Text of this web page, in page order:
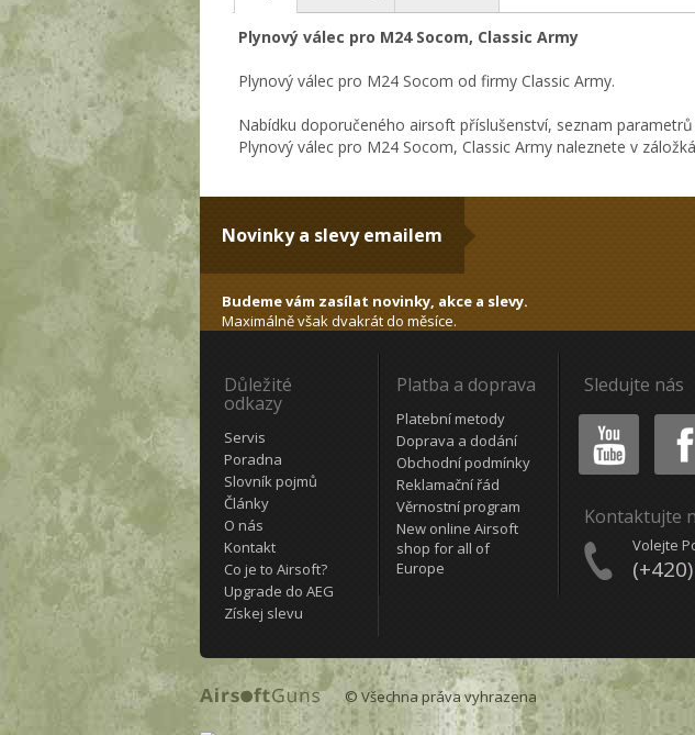
Plynový válec pro M24 Socom, Classic Army
Plynový válec pro M24 Socom od firmy Classic Army.
Nabídku doporučeného airsoft příslušenství, seznam
Plynový válec pro M24 Socom, Classic Army naleznete v
Novinky a slevy emailem
Budeme vám zasílat novinky, akce a slevy.
Maximálně však dvakrát do měsíce.
Důležité
odkazy
Servis
Poradna
Slovník pojmů
Články
O nás
Kontakt
Co je to Airsoft?
Upgrade do AEG
Získej slevu
Platba a doprava
Platební metody
Doprava a dodání
Obchodní podmínky
Reklamační řád
Věrnostní program
New online Airsoft
shop for all of
Europe
Sledujte nás
Youtube
Kontaktujte
Volejte
(+420)
© Všechna práva vyhrazena